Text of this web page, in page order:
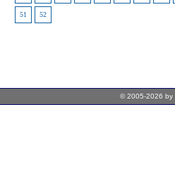
51 52
© 2005-2026 by